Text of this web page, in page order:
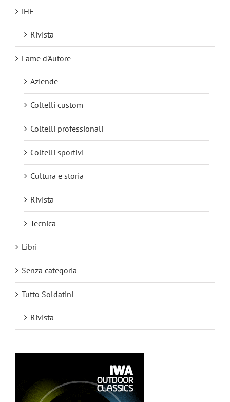
iHF
Rivista
Lame d'Autore
Aziende
Coltelli custom
Coltelli professionali
Coltelli sportivi
Cultura e storia
Rivista
Tecnica
Libri
Senza categoria
Tutto Soldatini
Rivista